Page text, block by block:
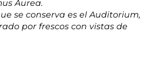
Aurea.
se conserva es el Auditorium,
por frescos con vistas de